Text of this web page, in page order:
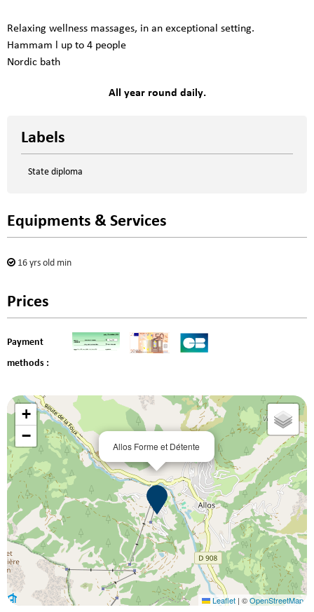
Relaxing wellness massages, in an exceptional setting.
Hammam l up to 4 people
Nordic bath
All year round daily.
Labels
State diploma
Equipments & Services
16 yrs old min
Prices
Payment
methods :
Allos Forme et Détente
+
−
Leaflet | ©OpenStreetMap